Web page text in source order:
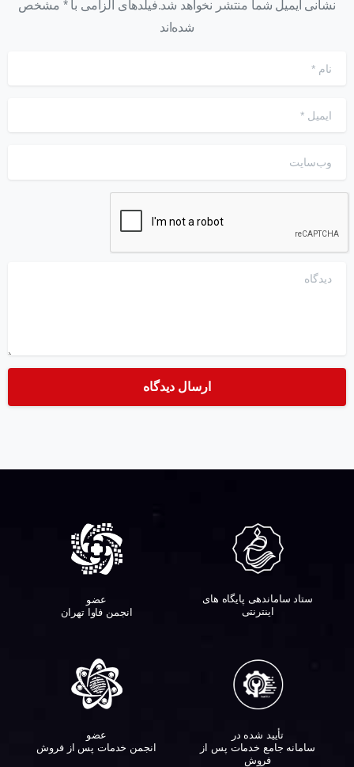
نشانی ایمیل شما منتشر نخواهد شد.فیلدهای الزامی با * مشخص
شده‌اند
*
ایمیل
وب‌سایت
دیدگاه
ستاد ساماندهی پایگاه های
اینترنتی
عضو
انجمن فاوا تهران
تأیید شده در
سامانه جامع خدمات پس از
فروش
عضو
انجمن خدمات پس از فروش